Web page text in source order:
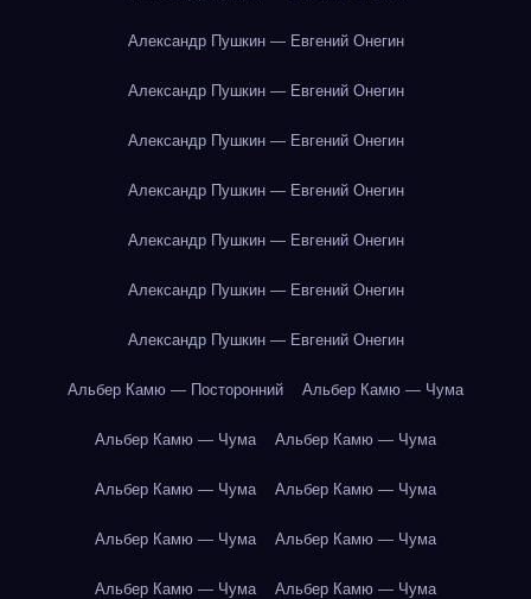
Александр Пушкин — Евгений Онегин
Александр Пушкин — Евгений Онегин
Александр Пушкин — Евгений Онегин
Александр Пушкин — Евгений Онегин
Александр Пушкин — Евгений Онегин
Александр Пушкин — Евгений Онегин
Александр Пушкин — Евгений Онегин
Альбер Камю — Посторонний Альбер Камю — Чума
Альбер Камю — Чума Альбер Камю — Чума
Альбер Камю — Чума Альбер Камю — Чума
Альбер Камю — Чума Альбер Камю — Чума
Альбер Камю — Чума Альбер Камю — Чума